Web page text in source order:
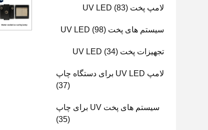
لامپ پخت UV LED (83)
سیستم های پخت UV LED (98)
تجهیزات پخت UV LED (34)
لامپ UV LED برای دستگاه چاپ
(37)
سیستم های پخت UV برای چاپ
(35)